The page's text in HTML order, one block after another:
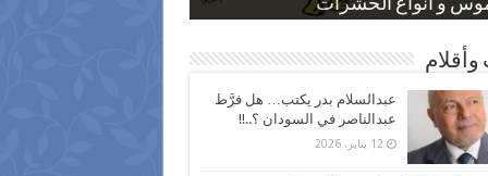
و أنواع الحشرات
بعد ارتفاع الأسعار
نسبة الطلاق في مصر
كاركاتيرية
كاركاتيرية
وأقلام
عبدالسلام بدر يكتب… هل فرَّط
عبدالناصر في السودان ؟..!!
12 يناير، 2026